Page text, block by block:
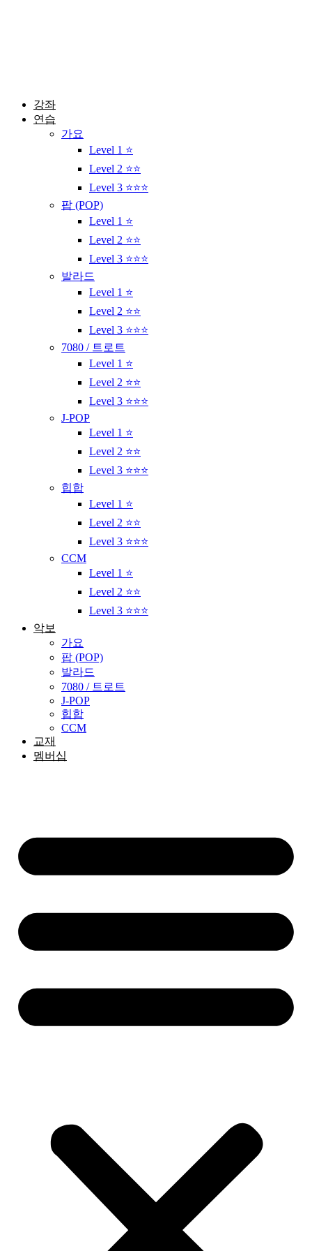
강좌
연습
가요
Level 1 ⭐
Level 2 ⭐⭐
Level 3 ⭐⭐⭐
팝 (POP)
Level 1 ⭐
Level 2 ⭐⭐
Level 3 ⭐⭐⭐
발라드
Level 1 ⭐
Level 2 ⭐⭐
Level 3 ⭐⭐⭐
7080 / 트로트
Level 1 ⭐
Level 2 ⭐⭐
Level 3 ⭐⭐⭐
J-POP
Level 1 ⭐
Level 2 ⭐⭐
Level 3 ⭐⭐⭐
힙합
Level 1 ⭐
Level 2 ⭐⭐
Level 3 ⭐⭐⭐
CCM
Level 1 ⭐
Level 2 ⭐⭐
Level 3 ⭐⭐⭐
악보
가요
팝 (POP)
발라드
7080 / 트로트
J-POP
힙합
CCM
교재
멤버십